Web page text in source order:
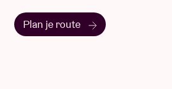
Plan je route